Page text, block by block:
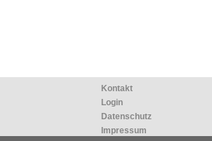
Kontakt
Login
Datenschutz
Impressum